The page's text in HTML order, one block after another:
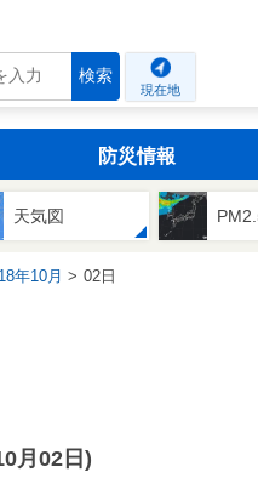
検索
現在地
防災情報
天気図
年10月 02日
月02日)